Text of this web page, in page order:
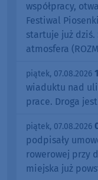
współpracy,
Festiwal
startuje już dziś.
atmosfera
piątek, 07.08.2026
wiaduktu nad
prace. Droga
piątek, 07.08.2026
podpisały
rowerowej przy
miejska już